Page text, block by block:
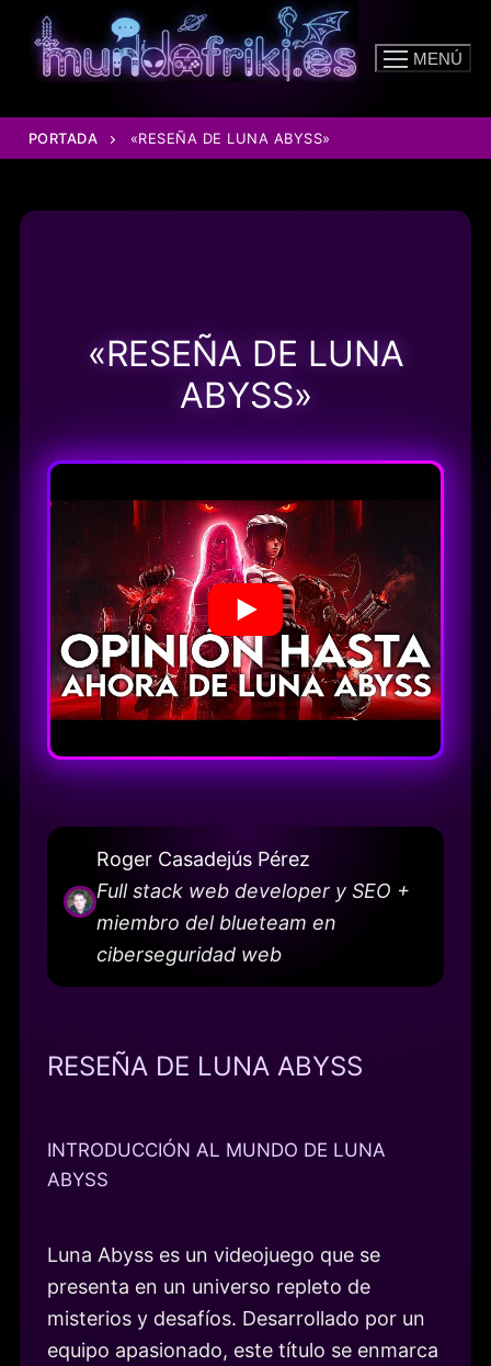
contenido
MENÚ
PORTADA «RESEÑA DE LUNA ABYSS»
«RESEÑA DE LUNA
ABYSS»
Roger Casadejús Pérez
Full stack web developer y SEO +
miembro del blueteam en
ciberseguridad web
RESEÑA DE LUNA ABYSS
INTRODUCCIÓN AL MUNDO DE LUNA
ABYSS
Luna Abyss es un videojuego que se
presenta en un universo repleto de
misterios y desafíos. Desarrollado por un
equipo apasionado, este título se enmarca